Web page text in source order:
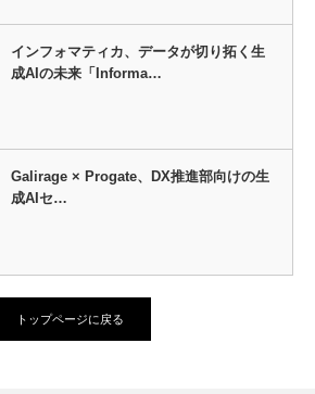
インフォマティカ、データが切り拓く生
成AIの未来「Informa…
Galirage × Progate、DX推進部向けの生
成AIセ…
トップページに戻る